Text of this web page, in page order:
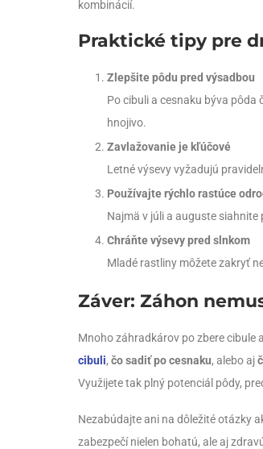
kombinácií.
Praktické tipy pre
Zlepšite pôdu pred výsadbou
Po cibuli a cesnaku býva
hnojivo.
Zavlažovanie je kľúčové
Letné výsevy vyžadujú
Používajte rýchlo rastúce
Najmä v júli a auguste
Chráňte výsevy pred slnkom
Mladé rastliny môžete zakryť
Záver: Záhon
Mnoho záhradkárov po zbere cibule
cibuli, čo sadiť po cesnaku, alebo aj
Využijete tak plný potenciál pôdy,
Nezabúdajte ani na dôležité otázky
zabezpečí nielen bohatú, ale aj